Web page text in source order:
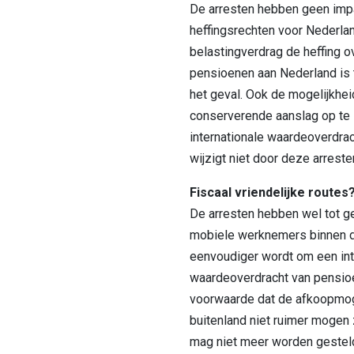
De arresten hebben geen
heffingsrechten voor
belastingverdrag de heffing
pensioenen aan Nederland
het geval. Ook de
conserverende aanslag op te
internationale
wijzigt niet door deze
Fiscaal vriendelijke
De arresten hebben wel tot
mobiele werknemers binnen
eenvoudiger wordt om een
waardeoverdracht van
voorwaarde dat de
buitenland niet ruimer mogen
mag niet meer worden